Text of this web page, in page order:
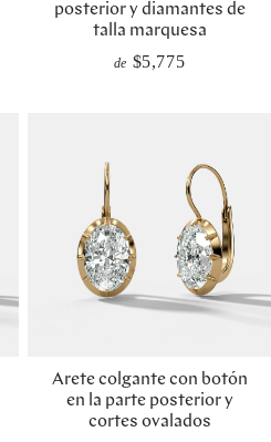
posterior y diamantes de
talla marquesa
de $5,775
Arete colgante con botón
en la parte posterior y
cortes ovalados